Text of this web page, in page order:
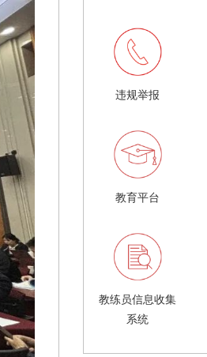
违规举报
教育平台
教练员信息收集
系统